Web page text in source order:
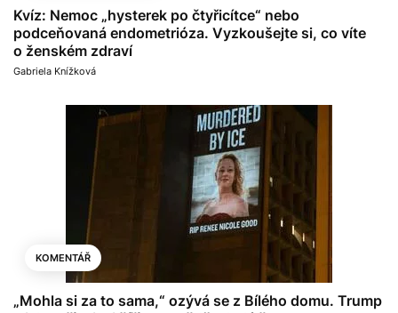
Kvíz: Nemoc „hysterek po čtyřicítce“ nebo
podceňovaná endometrióza. Vyzkoušejte si, co víte
o ženském zdraví
Gabriela Knížková
KOMENTÁŘ
„Mohla si za to sama,“ ozývá se z Bílého domu. Trump